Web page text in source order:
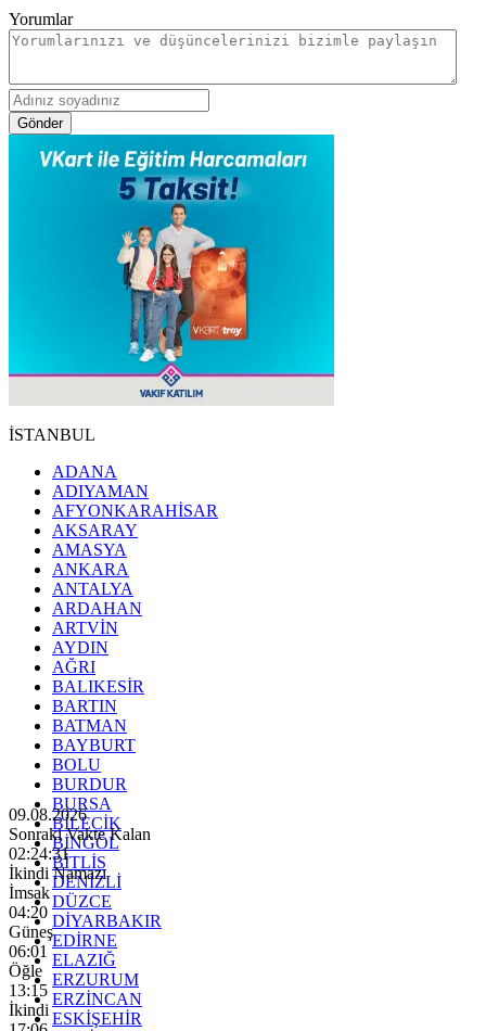
Yorumlar
Gönder
İSTANBUL
ADANA
ADIYAMAN
AFYONKARAHİSAR
AKSARAY
AMASYA
ANKARA
ANTALYA
ARDAHAN
ARTVİN
AYDIN
AĞRI
BALIKESİR
BARTIN
BATMAN
BAYBURT
BOLU
BURDUR
BURSA
BİLECİK
BİNGÖL
BİTLİS
DENİZLİ
DÜZCE
DİYARBAKIR
EDİRNE
ELAZIĞ
ERZURUM
ERZİNCAN
ESKİŞEHİR
09.08.2026
Sonraki Vakte Kalan
02:24:29
İkindi Namazı
İmsak
04:20
Güneş
06:01
Öğle
13:15
İkindi